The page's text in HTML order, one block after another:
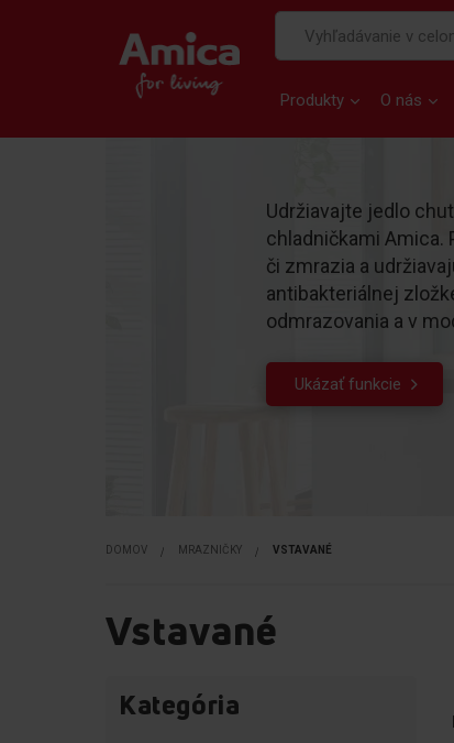
Produkty O nás
Udržiavajte jedlo
chladničkami Amica.
či zmrazia a
antibakteriálnej
odmrazovania a v
Ukázať funkcie
DOMOV MRAZNIČKY VSTAVANÉ
Vstavané
Kategória